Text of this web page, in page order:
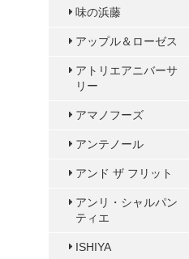
味の浜藤
アップル＆ローゼス
アトリエアニバーサ
リー
アマノフーズ
アンテノール
アンド ザ フリット
アンリ・シャルパン
ティエ
ISHIYA